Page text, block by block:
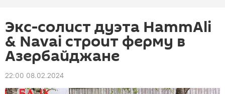
Экс-солист дуэта HammAli
& Navai строит ферму в
Азербайджане
22:00 08.02.2024